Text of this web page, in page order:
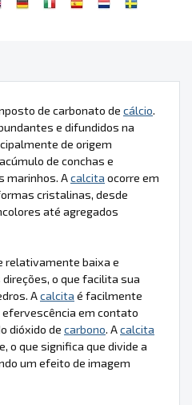
de carbonato de cálcio.
e difundidos na
de origem
de conchas e
marinhos. Acalcita ocorre em
cristalinas, desde
até agregados
relativamente baixa e
o que facilita sua
Acalcita é facilmente
em contato
dióxido de carbono. Acalcita
o que significa que divide a
um efeito de imagem